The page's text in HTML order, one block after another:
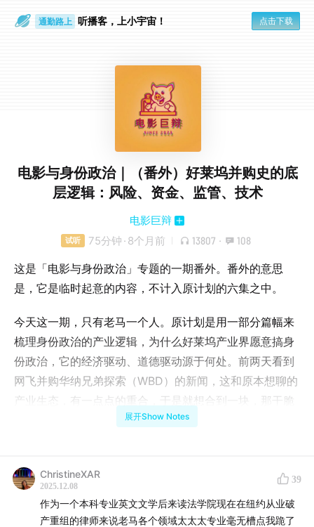
通勤路上 听播客，上小宇宙！ 点击下载
电影与身份政治｜（番外）好莱坞并购史的底
层逻辑：风险、资金、监管、技术
电影巨辩
试听 75分钟 · 8个月前 13807 · 108
这是「电影与身份政治」专题的一期番外。番外的意思
是，它是临时起意的内容，不计入原计划的六集之中。
今天这一期，只有老马一个人。原计划是用一部分篇幅来
梳理身份政治的产业逻辑，为什么好莱坞产业界愿意搞身
份政治，它的经济驱动、道德驱动源于何处。前两天看到
网飞并购华纳兄弟探索（WBD）的新闻，这和原本想聊的
产业生态，有一点点的重合，于是就想合到一块，那干脆
扩充一下原来的内容，聊一个好莱坞并购历史的题目。从
那这个新的题目，就和身份政治这个题目没有直接的关系
了，所以就以番外的名义，单独出一期，大家当成多出来
展开Show Notes
ChristineXAR
2025.12.08
39
作为一个本科专业英文文学后来读法学院现在在纽约从业破
产重组的律师来说老马各个领域太太太专业毫无槽点我跪了